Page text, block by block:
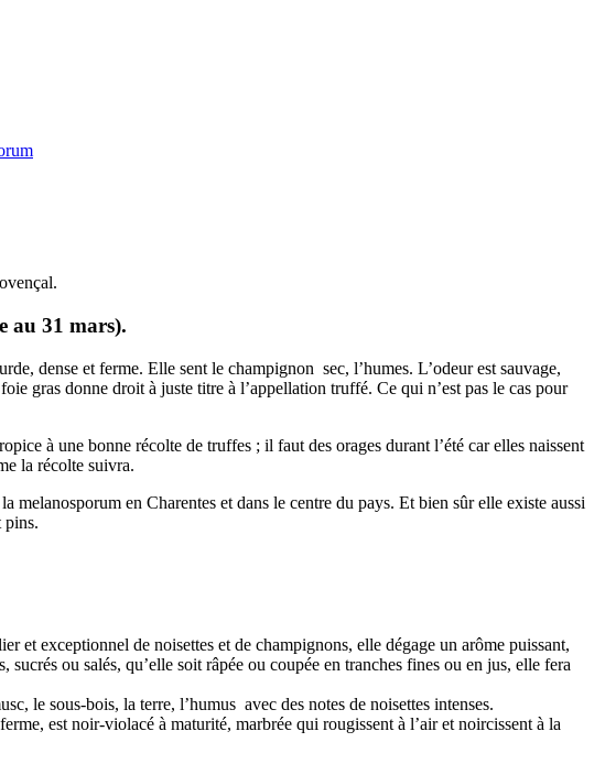
au 31 mars).
dense et ferme. Elle sent le champignon sec, l’humes. L’odeur est sauvage,
gras donne droit à juste titre à l’appellation truffé. Ce qui n’est pas le cas pour
à une bonne récolte de truffes ; il faut des orages durant l’été car elles naissent
la récolte suivra.
en Charentes et dans le centre du pays. Et bien sûr elle existe aussi
pins.
exceptionnel de noisettes et de champignons, elle dégage un arôme puissant,
ou salés, qu’elle soit râpée ou coupée en tranches fines ou en jus, elle fera
le sous-bois, la terre, l’humus avec des notes de noisettes intenses.
est noir-violacé à maturité, marbrée qui rougissent à l’air et noircissent à la